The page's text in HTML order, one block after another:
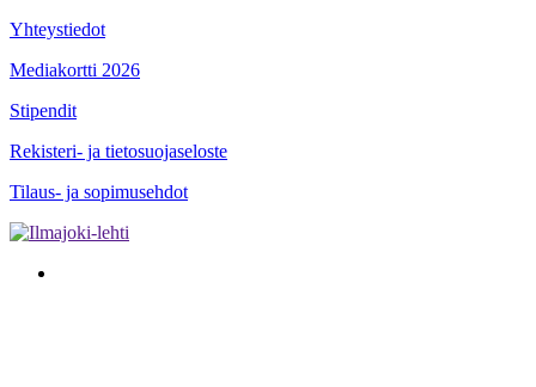
Yhteystiedot
Mediakortti 2026
Stipendit
Rekisteri- ja tietosuojaseloste
Tilaus- ja sopimusehdot